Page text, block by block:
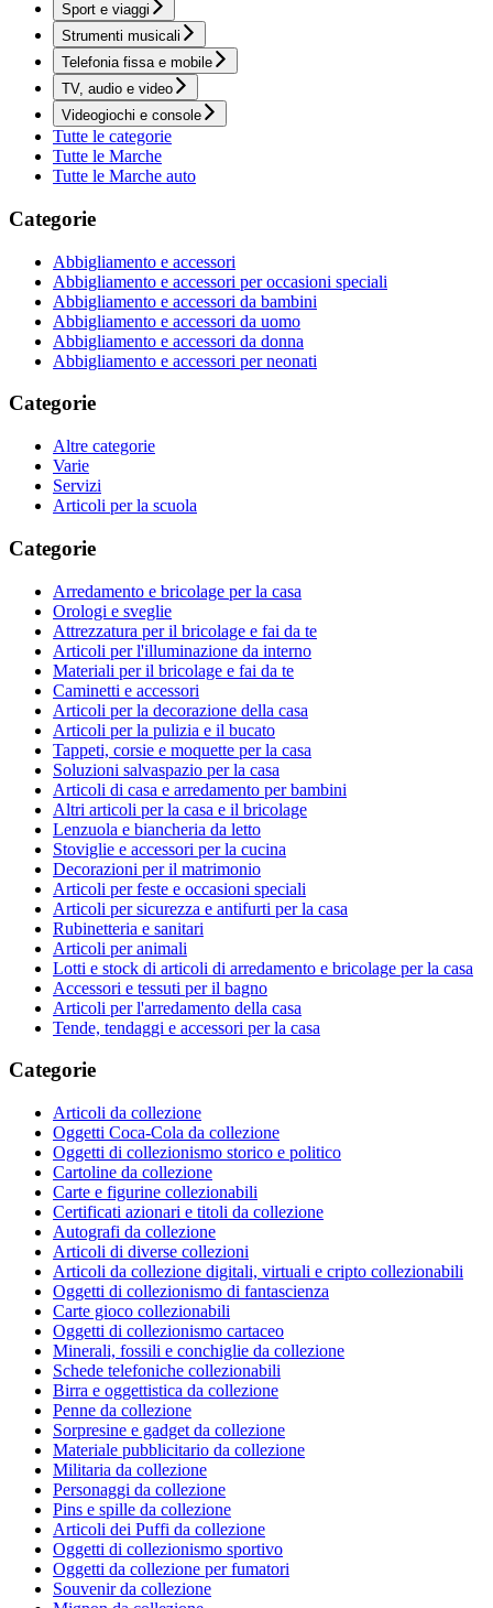
Sport e viaggi
Strumenti musicali
Telefonia fissa e mobile
TV, audio e video
Videogiochi e console
Tutte le categorie
Tutte le Marche
Tutte le Marche auto
Categorie
Abbigliamento e accessori
Abbigliamento e accessori per occasioni speciali
Abbigliamento e accessori da bambini
Abbigliamento e accessori da uomo
Abbigliamento e accessori da donna
Abbigliamento e accessori per neonati
Categorie
Altre categorie
Varie
Servizi
Articoli per la scuola
Categorie
Arredamento e bricolage per la casa
Orologi e sveglie
Attrezzatura per il bricolage e fai da te
Articoli per l'illuminazione da interno
Materiali per il bricolage e fai da te
Caminetti e accessori
Articoli per la decorazione della casa
Articoli per la pulizia e il bucato
Tappeti, corsie e moquette per la casa
Soluzioni salvaspazio per la casa
Articoli di casa e arredamento per bambini
Altri articoli per la casa e il bricolage
Lenzuola e biancheria da letto
Stoviglie e accessori per la cucina
Decorazioni per il matrimonio
Articoli per feste e occasioni speciali
Articoli per sicurezza e antifurti per la casa
Rubinetteria e sanitari
Articoli per animali
Lotti e stock di articoli di arredamento e bricolage per la casa
Accessori e tessuti per il bagno
Articoli per l'arredamento della casa
Tende, tendaggi e accessori per la casa
Categorie
Articoli da collezione
Oggetti Coca-Cola da collezione
Oggetti di collezionismo storico e politico
Cartoline da collezione
Carte e figurine collezionabili
Certificati azionari e titoli da collezione
Autografi da collezione
Articoli di diverse collezioni
Articoli da collezione digitali, virtuali e cripto collezionabili
Oggetti di collezionismo di fantascienza
Carte gioco collezionabili
Oggetti di collezionismo cartaceo
Minerali, fossili e conchiglie da collezione
Schede telefoniche collezionabili
Birra e oggettistica da collezione
Penne da collezione
Sorpresine e gadget da collezione
Materiale pubblicitario da collezione
Militaria da collezione
Personaggi da collezione
Pins e spille da collezione
Articoli dei Puffi da collezione
Oggetti di collezionismo sportivo
Oggetti da collezione per fumatori
Souvenir da collezione